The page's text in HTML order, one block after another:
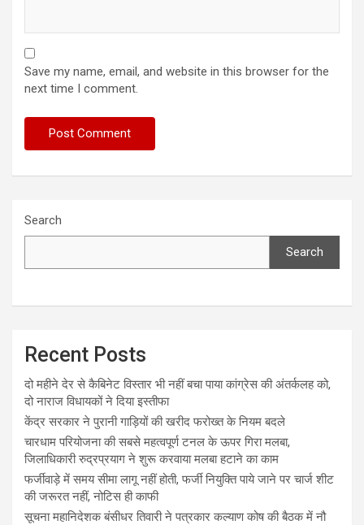
Save my name, email, and website in this browser for the
next time I comment.
Search
Search
Recent Posts
दो महीने देर से कैबिनेट विस्तार भी नहीं बचा पाया कांग्रेस की अंतर्कलह को,
दो नाराज विधायकों ने दिया इस्तीफा
केंद्र सरकार ने पुरानी गाड़ियों की खरीद फरोख्त के नियम बदले
चारधाम परियोजना की सबसे महत्वपूर्ण टनल के ऊपर गिरा मलबा,
जिलाधिकारी रुद्रप्रयाग ने शुरू करवाया मलबा हटाने का काम
फर्जीवाड़े में समय सीमा लागू नहीं होती, फर्जी नियुक्ति पाये जाने पर चार्ज शीट
की जरूरत नहीं, नोटिस ही काफी
सूचना महानिदेशक बंसीधर तिवारी ने पत्रकार कल्याण कोष की बैठक में नौ